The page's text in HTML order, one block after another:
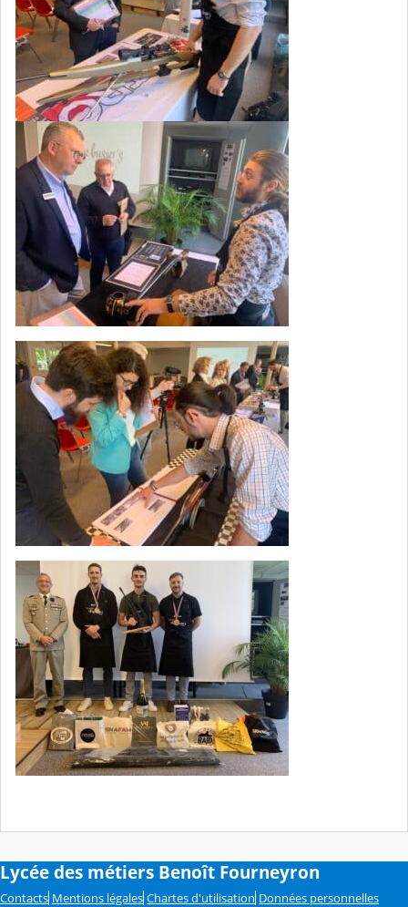
Lycée des métiers Benoît Fourneyron
Contacts Mentions légales Chartes d'utilisation Données personnelles